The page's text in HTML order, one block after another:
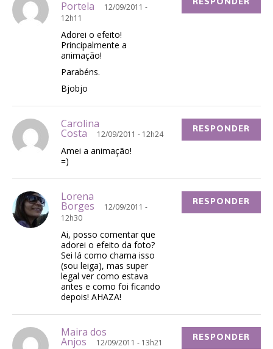
Portela
12/09/2011 -
12h11
Adorei o efeito!
Principalmente a
animação!
Parabéns.
Bjobjo
RESPONDER
Carolina
Costa 12/09/2011 - 12h24
Amei a animação!
=)
RESPONDER
Lorena
Borges
12/09/2011 -
12h30
Ai, posso comentar que
adorei o efeito da foto?
Sei lá como chama isso
(sou leiga), mas super
legal ver como estava
antes e como foi ficando
depois! AHAZA!
RESPONDER
Maira dos
Anjos 12/09/2011 - 13h21 RESPONDER